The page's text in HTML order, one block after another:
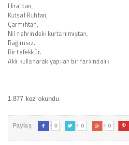
Hira’dan,
Kutsal Ruhtan,
Çarmıhtan,
Nil nehrindeki kurtarılmıştan,
Bağımsız.
Bir tefekkür.
Aklı kullanarak yapılan bir farkındalık.
1.877 kez okundu
Paylaş  0  0  0 